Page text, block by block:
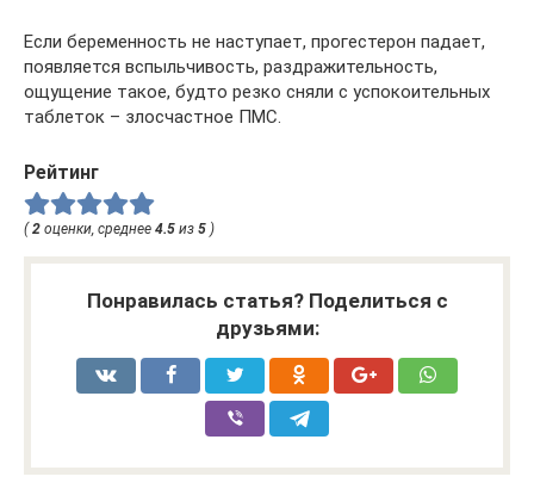
Если беременность не наступает, прогестерон падает,
появляется вспыльчивость, раздражительность,
ощущение такое, будто резко сняли с успокоительных
таблеток – злосчастное ПМС.
Рейтинг
(2 оценки, среднее 4.5 из 5 )
Понравилась статья? Поделиться с
друзьями: